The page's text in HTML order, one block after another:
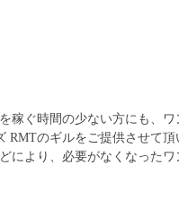
稼ぐ時間の少ない方にも、
RMTのギルをご提供させて頂
により、必要がなくなった